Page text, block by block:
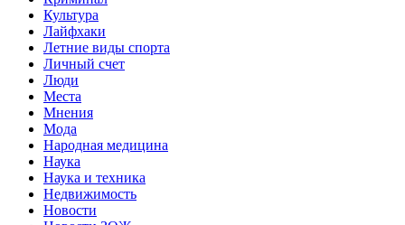
Культура
Лайфхаки
Летние виды спорта
Личный счет
Люди
Места
Мнения
Мода
Народная медицина
Наука
Наука и техника
Недвижимость
Новости